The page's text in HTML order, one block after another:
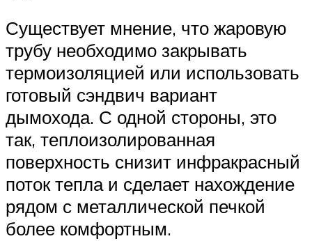
Существует мнение, что жаровую
трубу необходимо закрывать
термоизоляцией или использовать
готовый сэндвич вариант
дымохода. С одной стороны, это
так, теплоизолированная
поверхность снизит инфракрасный
поток тепла и сделает нахождение
рядом с металлической печкой
более комфортным.